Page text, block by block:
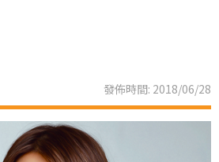
發佈時間: 2018/06/28